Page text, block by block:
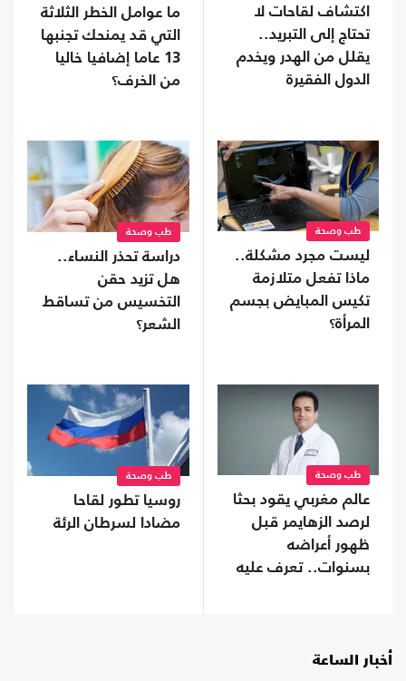
اكتشاف لقاحات لا
تحتاج إلى التبريد..
يقلل من الهدر ويخدم
الدول الفقيرة
ما عوامل الخطر الثلاثة
التي قد يمنحك تجنبها
13 عاما إضافيا خاليا
من الخرف؟
طب وصحة
ليست مجرد مشكلة..
ماذا تفعل متلازمة
تكيس المبايض بجسم
المرأة؟
طب وصحة
دراسة تحذر النساء..
هل تزيد حقن
التخسيس من تساقط
الشعر؟
طب وصحة
عالم مغربي يقود بحثا
لرصد الزهايمر قبل
ظهور أعراضه
بسنوات.. تعرف عليه
طب وصحة
روسيا تطور لقاحا
مضادا لسرطان الرئة
أخبار الساعة